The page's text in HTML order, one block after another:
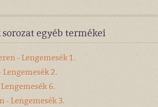
sorozat egyéb termékei
- Lengemesék 1.
2.
6.
- Lengemesék 3.